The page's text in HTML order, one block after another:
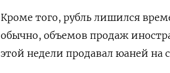
Кроме того, рубль лишился
обычно, объемов продаж
этой недели продавал юаней на